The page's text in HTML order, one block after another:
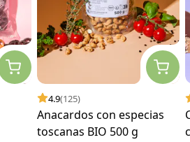
4.9(125)
Anacardos con especias
toscanas BIO 500 g